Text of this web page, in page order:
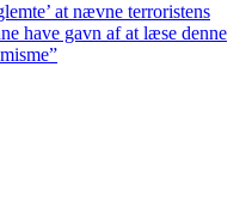
at nævne terroristens
have gavn af at læse denne